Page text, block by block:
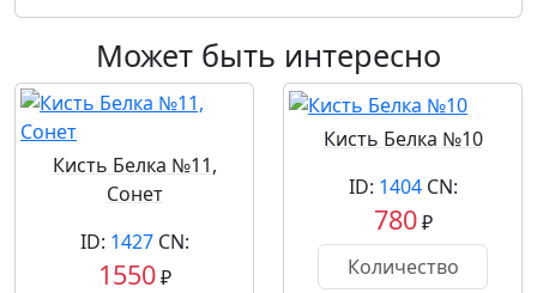
Может быть интересно
Кисть Белка №11,
Сонет
ID: 1427CN:
1550₽
Кисть Белка №10
ID: 1404CN:
780₽